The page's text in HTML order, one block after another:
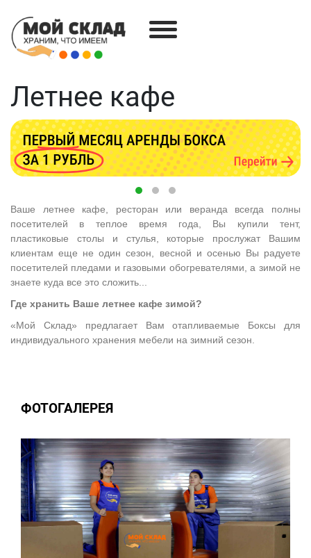
Toggle navigation
Летнее кафе
Ваше летнее кафе, ресторан или веранда всегда полны
посетителей в теплое время года, Вы купили тент,
пластиковые столы и стулья, которые прослужат Вашим
клиентам еще не один сезон, весной и осенью Вы радуете
посетителей пледами и газовыми обогревателями, а зимой не
знаете куда все это сложить...
Где хранить Ваше летнее кафе зимой?
«Мой Склад» предлагает Вам отапливаемые Боксы для
индивидуального хранения мебели на зимний сезон.
ФОТОГАЛЕРЕЯ